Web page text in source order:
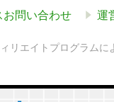
お問い合わせ 運
リエイトプログラムに